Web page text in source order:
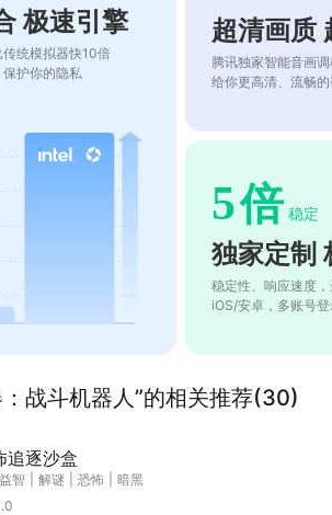
极速引擎
统模拟器快10倍
护你的隐私
超清画质
腾讯独家智能音画
给你更高清、流畅
5倍 稳定
独家定制
稳定性、响应速度
iOS/安卓，多账号
战斗机器人”的相关推荐(30)
追逐沙盒
智 解谜 恐怖
暗黑